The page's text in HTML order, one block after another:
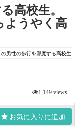
高校生。
ようやく高
男性の歩行を邪魔する高校生
1,149 views
お気に入りに追加